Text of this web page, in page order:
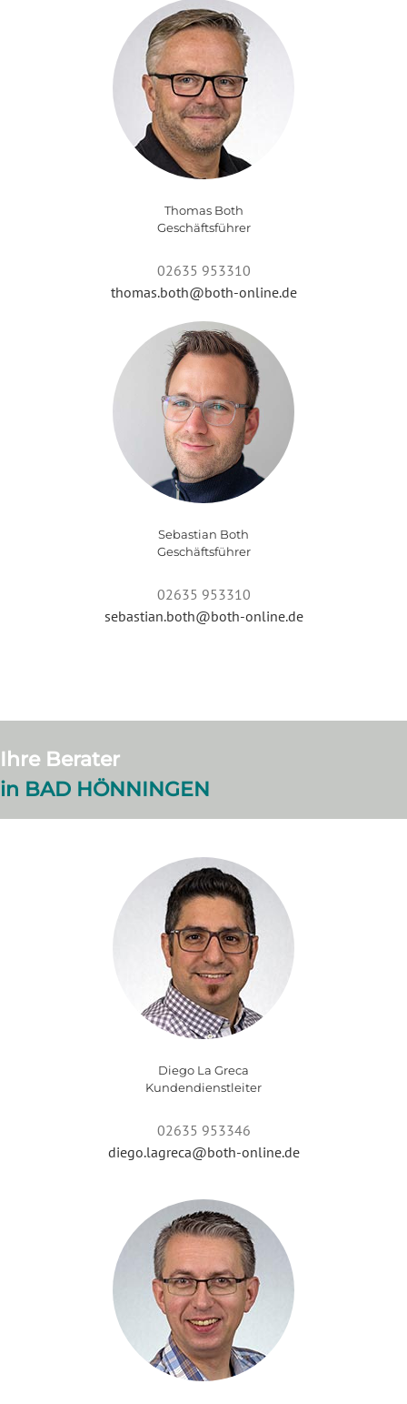
Thomas Both
Geschäftsführer
02635 953310
thomas.both@both-online.de
Sebastian Both
Geschäftsführer
02635 953310
sebastian.both@both-online.de
Ihre Berater
in BAD HÖNNINGEN
Diego La Greca
Kundendienstleiter
02635 953346
diego.lagreca@both-online.de